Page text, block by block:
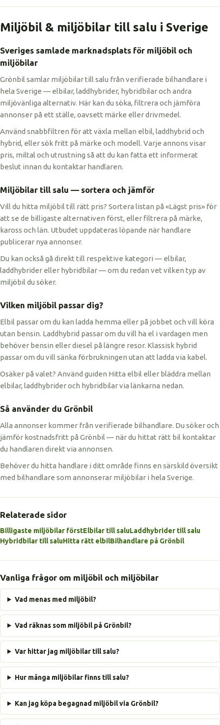
Miljöbil & miljöbilar till salu i Sverige
Sveriges samlade marknadsplats för miljöbil och
miljöbilar
Grönbil samlar miljöbilar till salu från verifierade bilhandlare i
hela Sverige — elbilar, laddhybrider, hybridbilar och andra
miljövänliga alternativ. Här kan du söka, filtrera och jämföra
annonser på ett ställe, oavsett märke eller drivmedel.
Använd snabbfiltren för att växla mellan elbil, laddhybrid och
hybrid, eller sök fritt på märke och modell. Varje annons visar
pris, miltal och utrustning så att du kan fatta ett informerat
beslut innan du kontaktar handlaren.
Miljöbilar till salu — sortera och jämför
Vill du hitta miljöbil till rätt pris? Sortera listan på «Lägst pris» för
att se de billigaste alternativen först, eller filtrera på märke,
kaross och län. Utbudet uppdateras löpande när handlare
publicerar nya annonser.
Du kan också gå direkt till respektive kategori — elbilar,
laddhybrider eller hybridbilar — om du redan vet vilken typ av
miljöbil du söker.
Vilken miljöbil passar dig?
Elbil passar om du kan ladda hemma eller på jobbet och vill köra
utan bensin. Laddhybrid passar om du vill ha el i vardagen men
behöver bensin eller diesel på längre resor. Klassisk hybrid
passar om du vill sänka förbrukningen utan att ladda via kabel.
Osäker på valet? Använd guiden Hitta elbil eller bläddra mellan
elbilar, laddhybrider och hybridbilar via länkarna nedan.
Så använder du Grönbil
Alla annonser kommer från verifierade bilhandlare. Du söker och
jämför kostnadsfritt på Grönbil — när du hittat rätt bil kontaktar
du handlaren direkt via annonsen.
Behöver du hitta handlare i ditt område finns en särskild översikt
med bilhandlare som annonserar miljöbilar i hela Sverige.
Relaterade sidor
Billigaste miljöbilar förstElbilar till saluLaddhybrider till salu
Hybridbilar till saluHitta rätt elbilBilhandlare på Grönbil
Vanliga frågor om miljöbil och miljöbilar
Vad menas med miljöbil?
Vad räknas som miljöbil på Grönbil?
Var hittar jag miljöbilar till salu?
Hur många miljöbilar finns till salu?
Kan jag köpa begagnad miljöbil via Grönbil?